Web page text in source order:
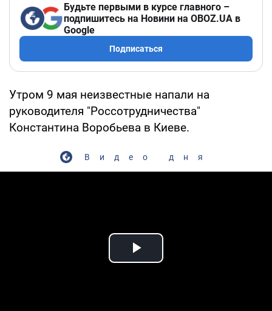
Будьте первыми в курсе главного –
подпишитесь на Новини на OBOZ.UA в
Google
Подписаться
Утром 9 мая неизвестные напали на
руководителя "Россотрудничества"
Константина Воробьева в Киеве.
Видео дня
Play Video